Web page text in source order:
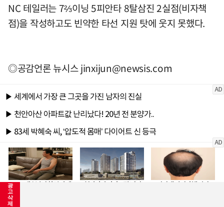
NC 테일러는 7⅔이닝 5피안타 8탈삼진 2실점(비자책
점)을 작성하고도 빈약한 타선 지원 탓에 웃지 못했다.
◎공감언론 뉴시스jinxijun@newsis.com
광
고
삭
제